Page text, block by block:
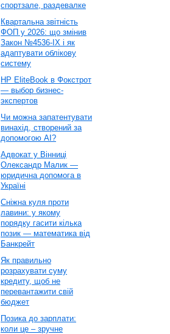
спортзале, раздевалке
Квартальна звітність
ФОП у 2026: що змінив
Закон №4536-IX і як
адаптувати облікову
систему
HP EliteBook в Фокстрот
— выбор бизнес-
экспертов
Чи можна запатентувати
винахід, створений за
допомогою AI?
Адвокат у Вінниці
Олександр Малик —
юридична допомога в
Україні
Сніжна куля проти
лавини: у якому
порядку гасити кілька
позик — математика від
Банкрейт
Як правильно
розрахувати суму
кредиту, щоб не
перевантажити свій
бюджет
Позика до зарплати:
коли це – зручне